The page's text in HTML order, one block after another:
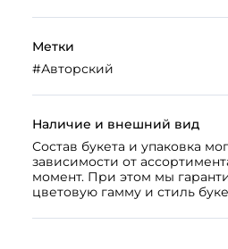
Метки
#Авторский
Наличие и внешний вид
Состав букета и упаковка
зависимости от
момент. При этом мы
цветовую гамму и стиль